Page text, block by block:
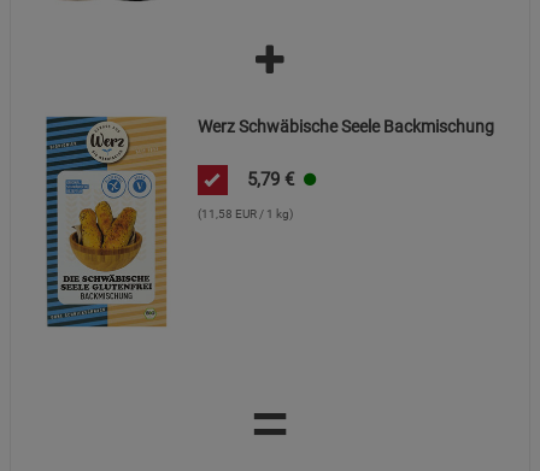
Werz Schwäbische Seele Backmischung
5,79 €
(11,58 EUR / 1 kg)
=